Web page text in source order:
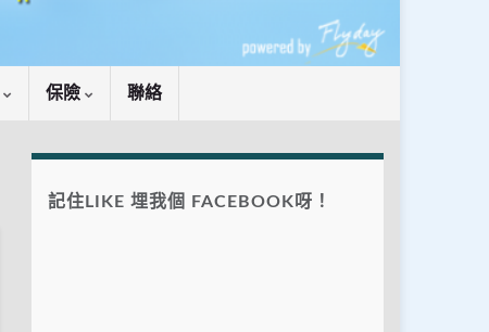
保險 聯絡
記住LIKE 埋我個 FACEBOOK呀！